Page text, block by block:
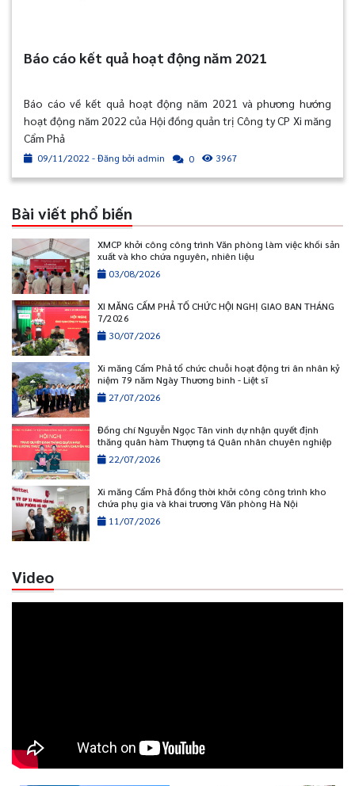
Báo cáo kết quả hoạt động năm 2021
Báo cáo về kết quả hoạt động năm 2021 và phương hướng
hoạt động năm 2022 của Hội đồng quản trị Công ty CP Xi măng
Cẩm Phả
09/11/2022 - Đăng bởi admin 0 3967
Bài viết phổ biến
XMCP khởi công công trình Văn phòng làm việc khối sản
xuất và kho chứa nguyên, nhiên liệu
03/08/2026
XI MĂNG CẨM PHẢ TỔ CHỨC HỘI NGHỊ GIAO BAN THÁNG
7/2026
30/07/2026
Xi măng Cẩm Phả tổ chức chuỗi hoạt động tri ân nhân kỷ
niệm 79 năm Ngày Thương binh - Liệt sĩ
27/07/2026
Đồng chí Nguyễn Ngọc Tân vinh dự nhận quyết định
thăng quân hàm Thượng tá Quân nhân chuyên nghiệp
22/07/2026
Xi măng Cẩm Phả đồng thời khởi công công trình kho
chứa phụ gia và khai trương Văn phòng Hà Nội
11/07/2026
Video